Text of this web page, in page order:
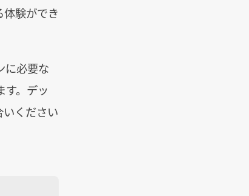
験ができ
に必要な
す。デッ
ください